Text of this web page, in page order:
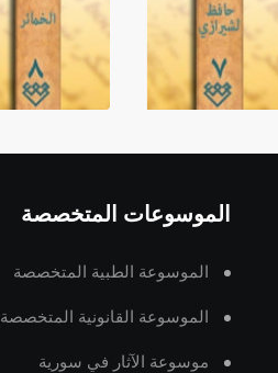
الموسوعات المتخصصة
الموسوعة الطبية المتخصصة
الموسوعة القانونية المتخصصة
موسوعة الآثار في سورية